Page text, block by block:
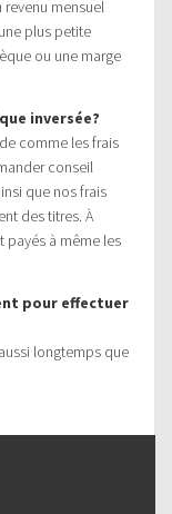
mensuel
plus petite
ou une marge
inversée?
comme les frais
conseil
que nos frais
des titres. À
payés à même les
pour effectuer
longtemps que